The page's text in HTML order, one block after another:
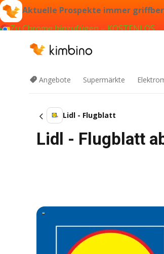
Aktuelle Prospekte immer
Zu Chrome hinzufügen – KOSTENLOS
Angebote Supermärkte
Lidl - Flugblatt
Lidl - Flugblatt